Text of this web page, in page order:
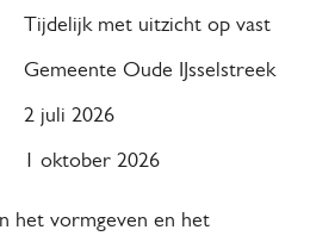
Tijdelijk met uitzicht op vast
Gemeente Oude IJsselstreek
2 juli 2026
1 oktober 2026
het vormgeven en het